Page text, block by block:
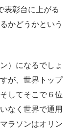
表彰台に上がる
かどうかという
）になるでしょ
が、世界トップ
してそこで６位
なく世界で通用
ラソンはオリン